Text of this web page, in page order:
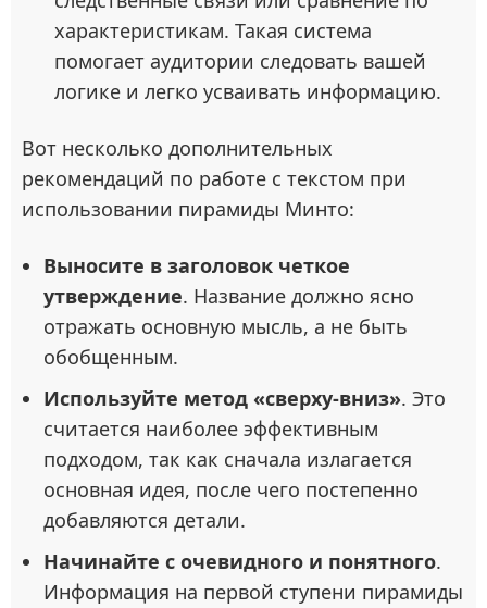
характеристикам. Такая система
помогает аудитории следовать вашей
логике и легко усваивать информацию.
Вот несколько дополнительных
рекомендаций по работе с текстом при
использовании пирамиды Минто:
Выносите в заголовок четкое
утверждение. Название должно ясно
отражать основную мысль, а не быть
обобщенным.
Используйте метод «сверху-вниз». Это
считается наиболее эффективным
подходом, так как сначала излагается
основная идея, после чего постепенно
добавляются детали.
Начинайте с очевидного и понятного.
Информация на первой ступени пирамиды